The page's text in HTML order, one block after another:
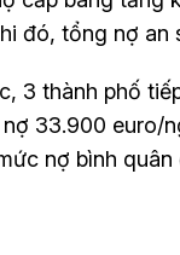
đó, tổng nợ
3 thành phố
33.900 euro/
nợ bình